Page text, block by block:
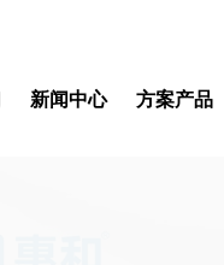
新闻中心 方案产品